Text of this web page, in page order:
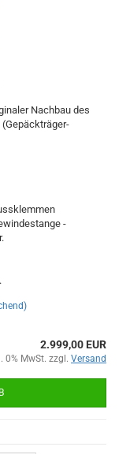
Nachbau des
-
2.999,00 EUR
0% MwSt. zzgl. Versand